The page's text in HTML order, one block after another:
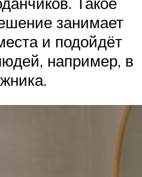
занимает
и подойдёт
например, в